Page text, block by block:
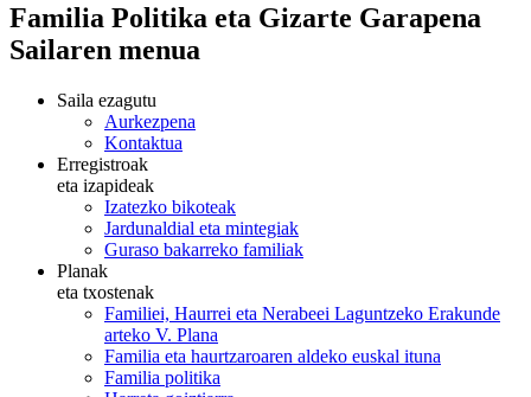
Familia Politika eta Gizarte Garapena
Sailaren menua
Saila ezagutu
Aurkezpena
Kontaktua
Erregistroak
eta izapideak
Izatezko bikoteak
Jardunaldial eta mintegiak
Guraso bakarreko familiak
Planak
eta txostenak
Familiei, Haurrei eta Nerabeei Laguntzeko Erakunde
arteko V. Plana
Familia eta haurtzaroaren aldeko euskal ituna
Familia politika